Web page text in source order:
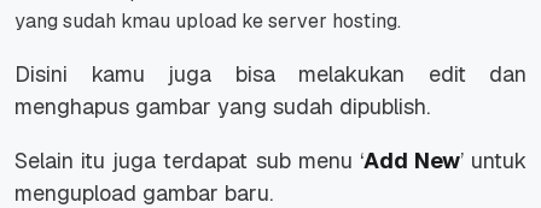
yang sudah kmau upload ke server hosting.
Disini kamu juga bisa melakukan edit dan
menghapus gambar yang sudah dipublish.
Selain itu juga terdapat sub menu ‘Add New’ untuk
mengupload gambar baru.